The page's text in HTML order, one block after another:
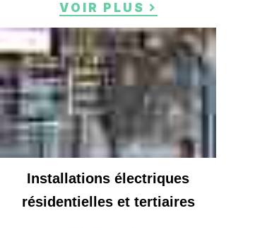
VOIR PLUS
Installations électriques
résidentielles et tertiaires